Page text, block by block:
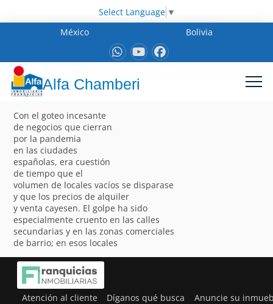
Select Language ▼
México
Bolivia
Alfa Chamberi
Con el goteo incesante
de negocios que cierran
por la pandemia
en las ciudades
españolas, era cuestión
de tiempo que el
volumen de locales vacíos se disparase
y que los precios de alquiler
y venta cayesen. El golpe ha sido
especialmente cruento en las calles
secundarias y en las zonas comerciales
de barrio; en esos locales
Atención al cliente Díganos qué busca Anuncie su